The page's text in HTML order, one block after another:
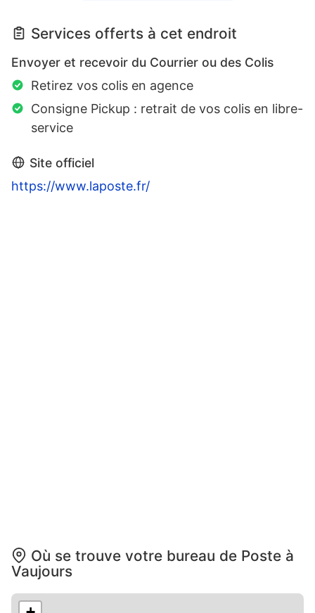
Services offerts à cet endroit
Envoyer et recevoir du Courrier ou des Colis
Retirez vos colis en agence
Consigne Pickup : retrait de vos colis en libre-
service
Site officiel
https://www.laposte.fr/
Où se trouve votre bureau de Poste à
Vaujours